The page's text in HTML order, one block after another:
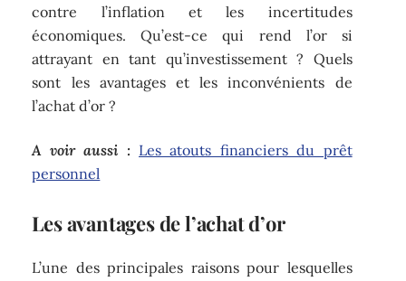
contre l’inflation et les incertitudes
économiques. Qu’est-ce qui rend l’or si
attrayant en tant qu’investissement ? Quels
sont les avantages et les inconvénients de
l’achat d’or ?
A voir aussi : Les atouts financiers du prêt
personnel
Les avantages de l’achat d’or
L’une des principales raisons pour lesquelles